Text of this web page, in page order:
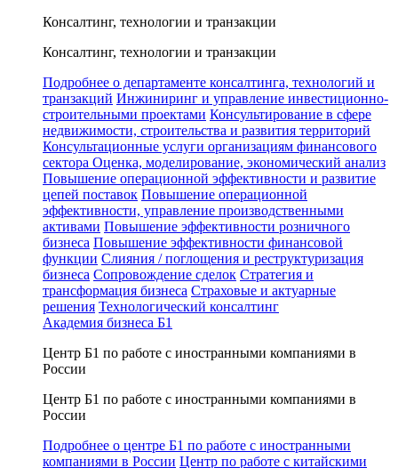
Консалтинг, технологии и транзакции
Консалтинг, технологии и транзакции
Подробнее о департаменте консалтинга, технологий и
транзакций Инжиниринг и управление инвестиционно-
строительными проектами Консультирование в сфере
недвижимости, строительства и развития территорий
Консультационные услуги организациям финансового
сектора Оценка, моделирование, экономический анализ
Повышение операционной эффективности и развитие
цепей поставок Повышение операционной
эффективности, управление производственными
активами Повышение эффективности розничного
бизнеса Повышение эффективности финансовой
функции Слияния / поглощения и реструктуризация
бизнеса Сопровождение сделок Стратегия и
трансформация бизнеса Страховые и актуарные
решения Технологический консалтинг
Академия бизнеса Б1
Центр Б1 по работе с иностранными компаниями в
России
Центр Б1 по работе с иностранными компаниями в
России
Подробнее о центре Б1 по работе с иностранными
компаниями в России Центр по работе с китайскими